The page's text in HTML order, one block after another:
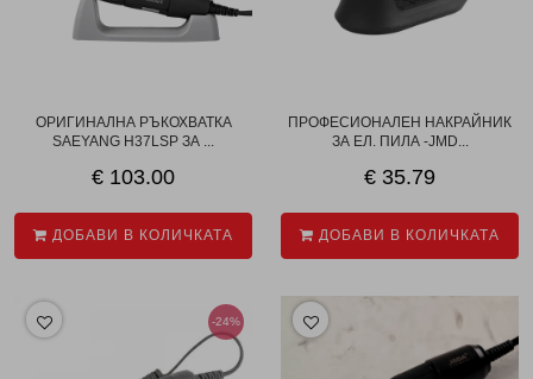
ОРИГИНАЛНА РЪКОХВАТКА
SAEYANG H37LSP ЗА ...
€ 103.00
ДОБАВИ В КОЛИЧКАТА
ПРОФЕСИОНАЛЕН НАКРАЙНИК
ЗА ЕЛ. ПИЛА -JMD...
€ 35.79
ДОБАВИ В КОЛИЧКАТА
-24%